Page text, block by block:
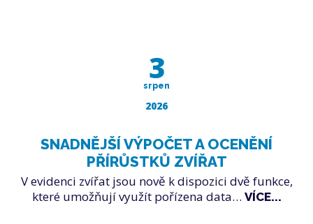
3
srpen
2026
SNADNĚJŠÍ VÝPOČET A OCENĚNÍ
PŘÍRŮSTKŮ ZVÍŘAT
V evidenci zvířat jsou nově k dispozici dvě funkce,
které umožňují využít pořízena data… VÍCE...